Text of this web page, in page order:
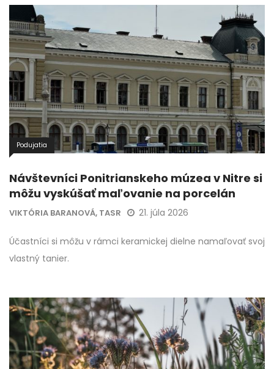
Podujatia
Návštevníci Ponitrianskeho múzea v Nitre si
môžu vyskúšať maľovanie na porcelán
VIKTÓRIA BARANOVÁ, TASR 21. júla 2026
Účastníci si môžu v rámci keramickej dielne namaľovať svoj
vlastný tanier.